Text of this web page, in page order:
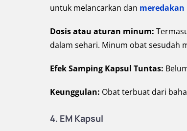
untuk melancarkan dan
Dosis atau aturan minum:
dalam sehari. Minum obat sesudah
Efek Samping Kapsul Tuntas:
Keunggulan: Obat terbuat dari
4. EM Kapsul